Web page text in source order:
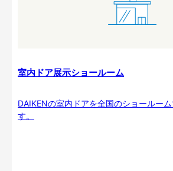
室内ドア展示ショールーム
DAIKENの室内ドアを全国のショールー
す。